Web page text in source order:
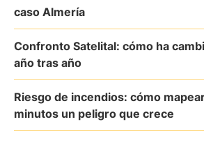
caso Almería
Confronto Satelital: cómo ha
año tras año
Riesgo de incendios: cómo
minutos un peligro que crece